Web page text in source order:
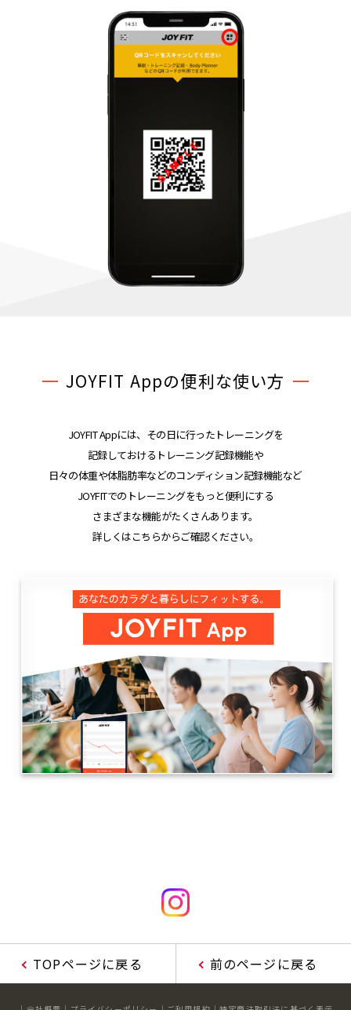
JOYFIT Appの便利な使い方
JOYFIT Appには、その日に行ったトレーニングを
記録しておけるトレーニング記録機能や
日々の体重や体脂肪率などのコンディション記録機能など
JOYFITでのトレーニングをもっと便利にする
さまざまな機能がたくさんあります。
詳しくはこちらからご確認ください。
TOPページに戻る 前のページに戻る